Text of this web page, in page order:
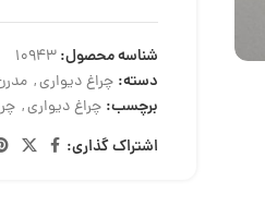
شناسه محصول:10943
دسته: چراغ دیواری,
برچسب: چراغ دیواری,
اشتراک گذاری: